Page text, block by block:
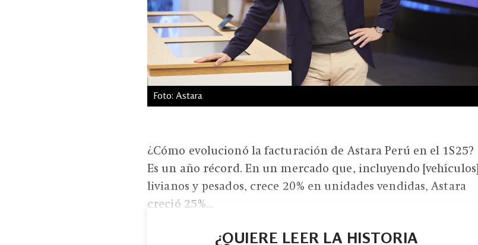
Foto: Astara
¿Cómo evolucionó la facturación de Astara Perú en el 1S25?
Es un año récord. En un mercado que, incluyendo [vehículos]
livianos y pesados, crece 20% en unidades vendidas, Astara
creció 25%...
¿QUIERE LEER LA HISTORIA